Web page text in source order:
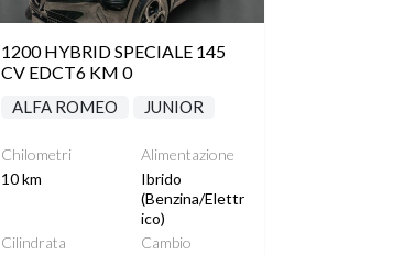
1200 HYBRID SPECIALE 145
CV EDCT6 KM 0
ALFA ROMEO JUNIOR
Chilometri
10 km
Alimentazione
Ibrido
(Benzina/Elettr
ico)
Cilindrata
Cambio